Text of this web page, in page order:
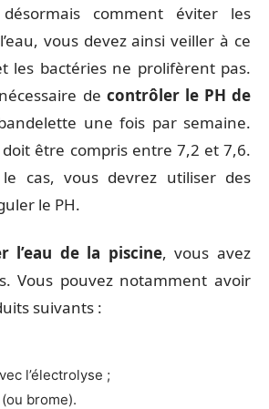
comment éviter les
vous devez ainsi veiller à ce
les bactéries ne prolifèrent pas.
de contrôler le PH de
une fois par semaine.
être compris entre 7,2 et 7,6.
cas, vous devrez utiliser des
le PH.
l’eau de la piscine, vous avez
Vous pouvez notamment avoir
suivants :
l’électrolyse ;
brome).